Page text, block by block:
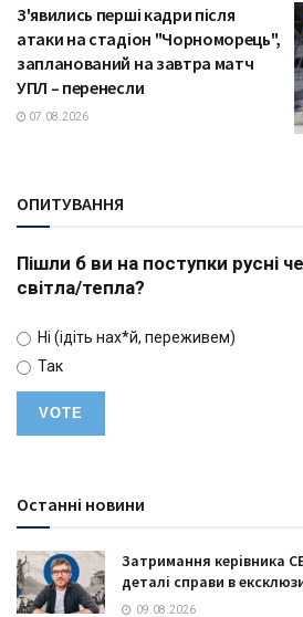
З'явились перші кадри після
атаки на стадіон "Чорноморець",
запланований на завтра матч
УПЛ – перенесли
07.08.2026
ОПИТУВАННЯ
Пішли б ви на поступки русні
світла/тепла?
Ні (ідіть нах*й, переживем)
Так
Останні новини
Затримання керівника
деталі справи в
09.08.2026